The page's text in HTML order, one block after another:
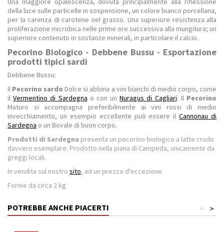
della luce sulle particelle in sospensione, un colore bianco porcellana,
per la carenza di carotene nel grasso. Una superiore resistenza alla
proliferazione microbica nelle prime ore successiva alla mungitura; un
superiore contenuto in sostanze minerali, in particolare il calcio.
Pecorino Biologico - Debbene Bussu - Esportazione
prodotti tipici sardi
Debbene Bussu:
Il Pecorino sardo Dolce si abbina a vini bianchi di medio corpo, come
ilVermentino di Sardegna o con unNuragus di Cagliari. Il Pecorino
Maturo si accompagna preferibilmente ai vini rossi di medio
invecchiamento, un esempio eccellente può essere ilCannonau di
Sardegna o un Bovale di buon corpo.
Prodotti di Sardegna presenta un pecorino biologico a latte crudo
davvero esemplare. Prodotto nella piana di Campeda, unicamente da
greggi locali.
In vendita sul nostro sito, ad un prezzo d'eccezione
Forme da circa 2 kg
POTREBBE ANCHE PIACERTI >
<